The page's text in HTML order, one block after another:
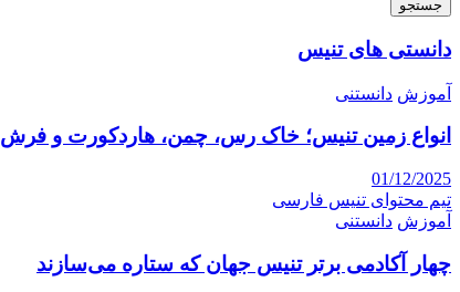
جستجو
دانستی های تنیس
آموزش دانستنی
انواع زمین تنیس؛ خاک رس، چمن، هاردکورت و فرش
01/12/2025
تیم محتوای تنیس فارسی
آموزش دانستنی
چهار آکادمی برتر تنیس جهان که ستاره می‌سازند